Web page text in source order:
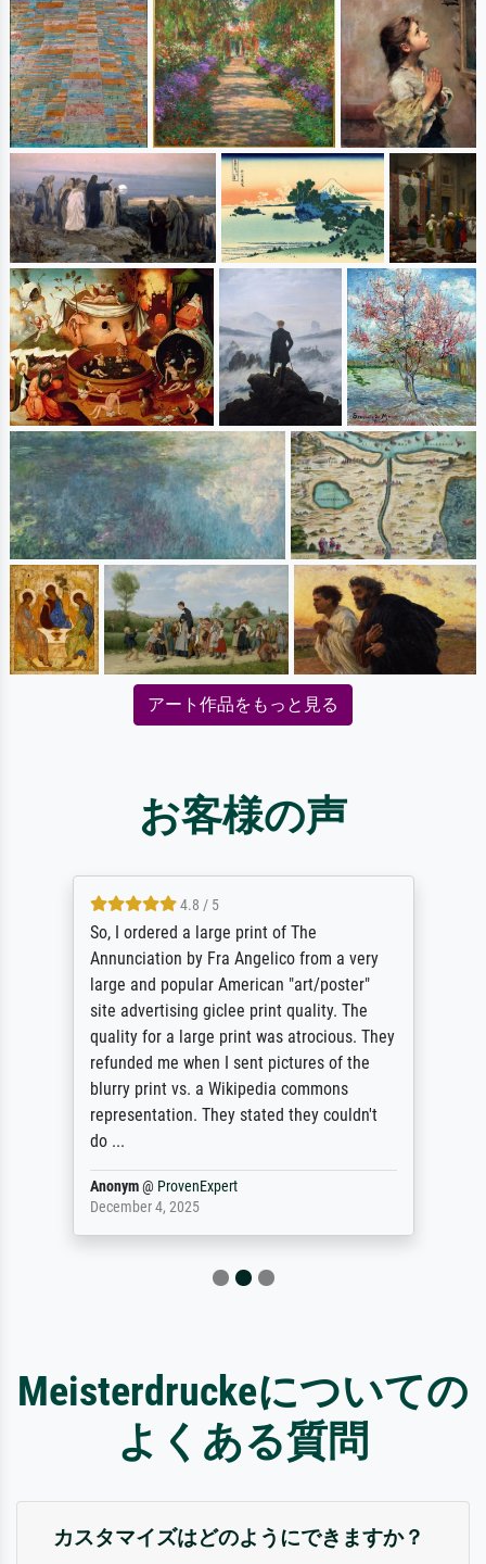
アート作品をもっと見る
お客様の声
4.8 / 5
So, I ordered a large print of The
Annunciation by Fra Angelico from a very
large and popular American "art/poster"
site advertising giclee print quality. The
quality for a large print was atrocious. They
refunded me when I sent pictures of the
blurry print vs. a Wikipedia commons
representation. They stated they couldn't
do ...
Anonym@ ProvenExpert
December 4, 2025
Meisterdruckeについての
よくある質問
カスタマイズはどのようにできますか？